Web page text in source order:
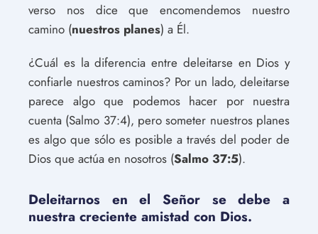
verso nos dice que encomendemos nuestro
camino (nuestros planes) a Él.
¿Cuál es la diferencia entre deleitarse en Dios y
confiarle nuestros caminos? Por un lado, deleitarse
parece algo que podemos hacer por nuestra
cuenta (Salmo 37:4), pero someter nuestros planes
es algo que sólo es posible a través del poder de
Dios que actúa en nosotros (Salmo 37:5).
Deleitarnos en el Señor se debe a
nuestra creciente amistad con Dios.